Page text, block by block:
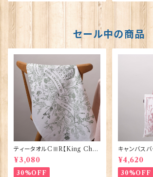
セール中の商品
ティータオルCⅢR【King Char
lesⅢ Coronation】Victoria
Eggs 50129
¥3,080
30%OFF
キャンバス
ElizabethⅡ
e】Victoria
¥4,620
30%OFF